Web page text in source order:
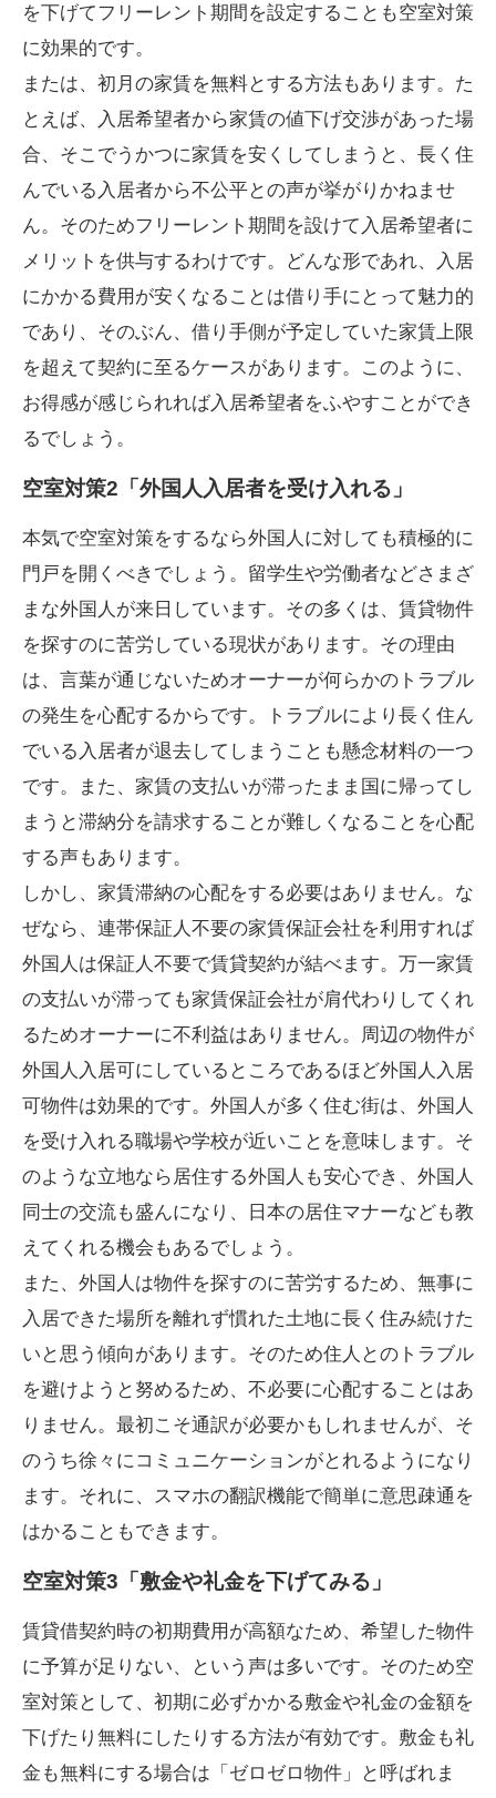
を下げてフリーレント期間を設定することも空室対策
に効果的です。
または、初月の家賃を無料とする方法もあります。た
とえば、入居希望者から家賃の値下げ交渉があった場
合、そこでうかつに家賃を安くしてしまうと、長く住
んでいる入居者から不公平との声が挙がりかねませ
ん。そのためフリーレント期間を設けて入居希望者に
メリットを供与するわけです。どんな形であれ、入居
にかかる費用が安くなることは借り手にとって魅力的
であり、そのぶん、借り手側が予定していた家賃上限
を超えて契約に至るケースがあります。このように、
お得感が感じられれば入居希望者をふやすことができ
るでしょう。
空室対策2「外国人入居者を受け入れる」
本気で空室対策をするなら外国人に対しても積極的に
門戸を開くべきでしょう。留学生や労働者などさまざ
まな外国人が来日しています。その多くは、賃貸物件
を探すのに苦労している現状があります。その理由
は、言葉が通じないためオーナーが何らかのトラブル
の発生を心配するからです。トラブルにより長く住ん
でいる入居者が退去してしまうことも懸念材料の一つ
です。また、家賃の支払いが滞ったまま国に帰ってし
まうと滞納分を請求することが難しくなることを心配
する声もあります。
しかし、家賃滞納の心配をする必要はありません。な
ぜなら、連帯保証人不要の家賃保証会社を利用すれば
外国人は保証人不要で賃貸契約が結べます。万一家賃
の支払いが滞っても家賃保証会社が肩代わりしてくれ
るためオーナーに不利益はありません。周辺の物件が
外国人入居可にしているところであるほど外国人入居
可物件は効果的です。外国人が多く住む街は、外国人
を受け入れる職場や学校が近いことを意味します。そ
のような立地なら居住する外国人も安心でき、外国人
同士の交流も盛んになり、日本の居住マナーなども教
えてくれる機会もあるでしょう。
また、外国人は物件を探すのに苦労するため、無事に
入居できた場所を離れず慣れた土地に長く住み続けた
いと思う傾向があります。そのため住人とのトラブル
を避けようと努めるため、不必要に心配することはあ
りません。最初こそ通訳が必要かもしれませんが、そ
のうち徐々にコミュニケーションがとれるようになり
ます。それに、スマホの翻訳機能で簡単に意思疎通を
はかることもできます。
空室対策3「敷金や礼金を下げてみる」
賃貸借契約時の初期費用が高額なため、希望した物件
に予算が足りない、という声は多いです。そのため空
室対策として、初期に必ずかかる敷金や礼金の金額を
下げたり無料にしたりする方法が有効です。敷金も礼
金も無料にする場合は「ゼロゼロ物件」と呼ばれま